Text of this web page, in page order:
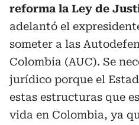
reforma la Ley de
adelantó el
someter a las
Colombia (AUC). Se
jurídico porque el
estas estructuras que
vida en Colombia, ya